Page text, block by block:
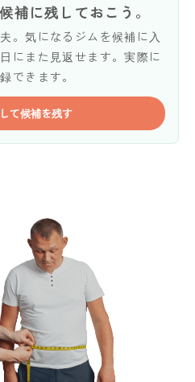
補に残しておこう。
。気になるジムを候補に入
にまた見返せます。実際に
できます。
て候補を残す